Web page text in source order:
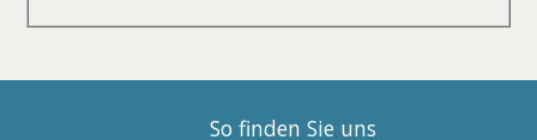
So finden Sie uns